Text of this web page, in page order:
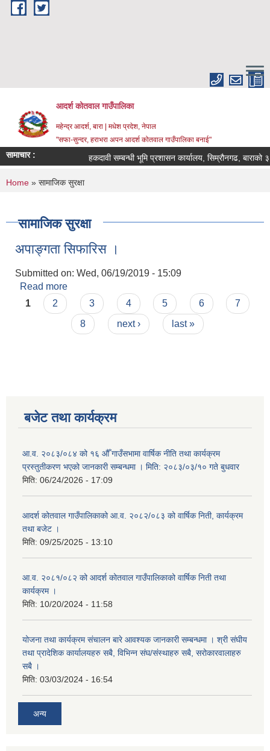
Skip to main content
आदर्श कोतवाल गाउँपालिका
महेन्द्र आदर्श, बारा | मधेश प्रदेश, नेपाल
"सफा-सुन्दर, हराभरा अपन आदर्श कोतवाल गाउँपालिका बनाई"
सामाचार : हकदावी सम्बन्धी भूमि प्रशासन कार्यालय, सिम्रौनगढ, बाराको
You are here
Home » सामाजिक सुरक्षा
सामाजिक सुरक्षा
अपाङ्गता सिफारिस ।
Submitted on: Wed, 06/19/2019 - 15:09
Read more
Pages
1 2 3 4 5 6
7
8
next › last »
बजेट तथा कार्यक्रम
आ.व. २०८३/०८४ को १६ औँ गाउँसभामा वार्षिक नीति तथा कार्यक्रम
प्रस्तुतीकरण भएको जानकारी सम्बन्धमा । मिति: २०८३/०३/१० गते बुधवार
मिति: 06/24/2026 - 17:09
आदर्श कोतवाल गाउँपालिकाको आ.व. २०८२/०८३ को वार्षिक निती, कार्यक्रम
तथा बजेट ।
मिति: 09/25/2025 - 13:10
आ.व. २०८१/०८२ को आदर्श कोतवाल गाउँपालिकाको वार्षिक निती तथा
कार्यक्रम ।
मिति: 10/20/2024 - 11:58
योजना तथा कार्यक्रम संचालन बारे आवश्यक जानकारी सम्बन्धमा । श्री संघीय
तथा प्रादेशिक कार्यालयहरु सबै, विभिन्‍न संघ/संस्थाहरु सबै, सरोकारवालाहरु
सबै ।
मिति: 03/03/2024 - 16:54
अन्य